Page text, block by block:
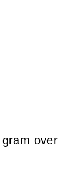
over